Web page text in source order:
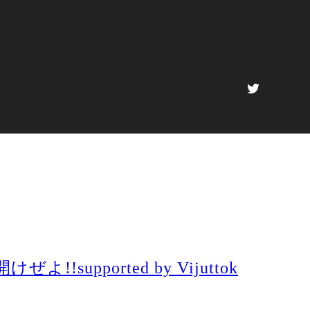
けぜよ!!supported by Vijuttok